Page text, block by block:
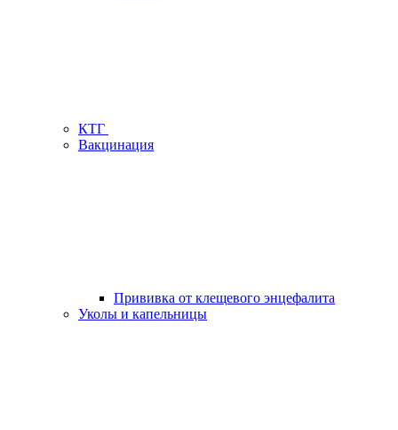
КТГ
Вакцинация
Прививка от клещевого энцефалита
Уколы и капельницы